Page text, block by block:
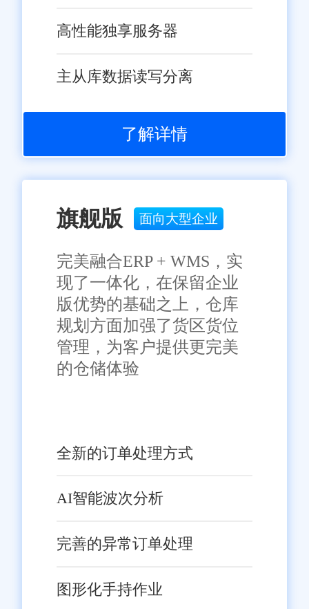
高性能独享服务器
主从库数据读写分离
了解详情
旗舰版 面向大型企业
完美融合ERP + WMS，实
现了一体化，在保留企业
版优势的基础之上，仓库
规划方面加强了货区货位
管理，为客户提供更完美
的仓储体验
全新的订单处理方式
AI智能波次分析
完善的异常订单处理
图形化手持作业